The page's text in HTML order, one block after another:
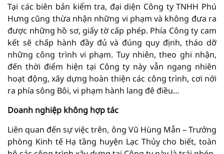
Tại các biên bản kiểm tra, đại diện Công ty TNHH Phú
Hưng cũng thừa nhận những vi phạm và không đưa ra
được những hồ sơ, giấy tờ cấp phép. Phía Công ty cam
kết sẽ chấp hành đầy đủ và đúng quy định, tháo dỡ
những công trình vi phạm. Tuy nhiên, theo ghi nhận,
đến thời điểm hiện tại Công ty này vẫn ngang nhiên
hoạt động, xây dựng hoàn thiện các công trình, cơi nới
ra phía sông Bôi, vi phạm hành lang đê điều…
Doanh nghiệp không hợp tác
Liên quan đến sự việc trên, ông Vũ Hùng Mẫn – Trưởng
phòng Kinh tế Hạ tầng huyện Lạc Thủy cho biết, toàn